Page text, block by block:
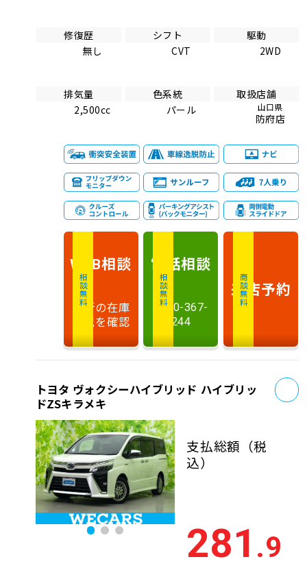
修復歴
無し
シフト
CVT
駆動
2WD
排気量
2,500cc
色系統
パール
取扱店舗
山口県
防府店
相談無料
WEB相談
最新の在庫
状況を確認
相談無料
電話相談
0120-367-
244
商談無料
来店予約
トヨタ ヴォクシーハイブリッド ハイブリッ
ドZSキラメキ
支払総額 （税
込）
281 .9